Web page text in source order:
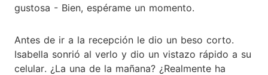
gustosa - Bien, espérame un momento.
Antes de ir a la recepción le dio un beso corto.
Isabella sonrió al verlo y dio un vistazo rápido a su
celular. ¿La una de la mañana? ¿Realmente ha